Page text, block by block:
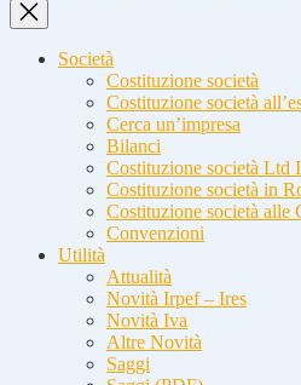
Società
Costituzione società
Costituzione società
Cerca un’impresa
Bilanci
Costituzione società Ltd
Costituzione società in
Costituzione società alle
Convenzioni
Utilità
Attualità
Novità Irpef – Ires
Novità Iva
Altre Novità
Saggi